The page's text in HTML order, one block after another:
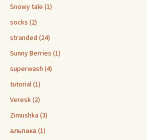
Snowy tale (1)
socks (2)
stranded (24)
Sunny Berries (1)
superwash (4)
tutorial (1)
Veresk (2)
Zimushka (3)
альпака (1)